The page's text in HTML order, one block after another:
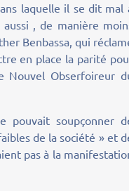
laquelle il se dit mal
, de manière
Benbassa, qui
en place la parité
Nouvel Obserfoireur
pouvait soupçonner
de la société » et
pas à la